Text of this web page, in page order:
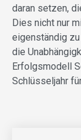
daran setzen,
Dies nicht nur
eigenständig
die
Erfolgsmodell
Schlüsseljahr